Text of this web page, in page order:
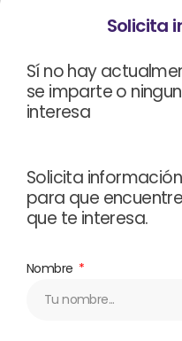
Solicita
Sí no hay
se imparte o
interesa
Solicita
para que
que te interesa.
Nombre